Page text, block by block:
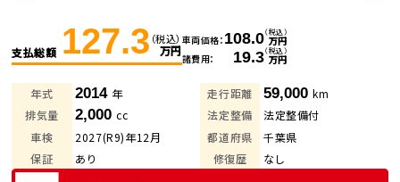
支払総額 127.3 （税込）
万円
車両価格 108.0（税込）
万円
諸費用
19.3（税込）
万円
年式 2014 年 走行距離 59,000 km
排気量
2,000cc 法定整備
法定整備付
車検
2027(R9)年12月 都道府県
千葉県
保証
あり 修復歴 なし